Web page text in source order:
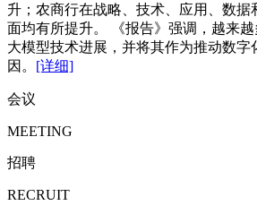
升；农商行在战略、技术、应用、数据
面均有所提升。 《报告》强调，越来
大模型技术进展，并将其作为推动数字
因。 [详细]
会议
MEETING
招聘
RECRUIT